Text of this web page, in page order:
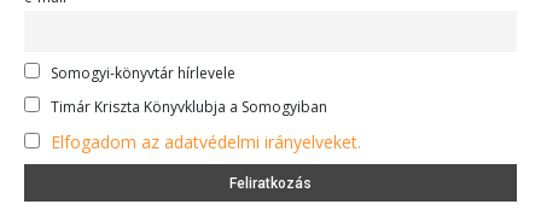
Somogyi-könyvtár hírlevele
Timár Kriszta Könyvklubja a Somogyiban
Elfogadom az adatvédelmi irányelveket.